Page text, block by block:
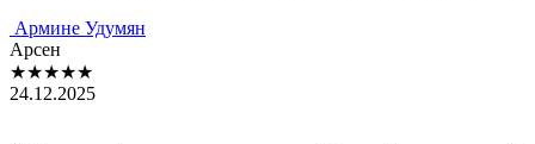
Армине Удумян
Арсен
★★★★★
24.12.2025